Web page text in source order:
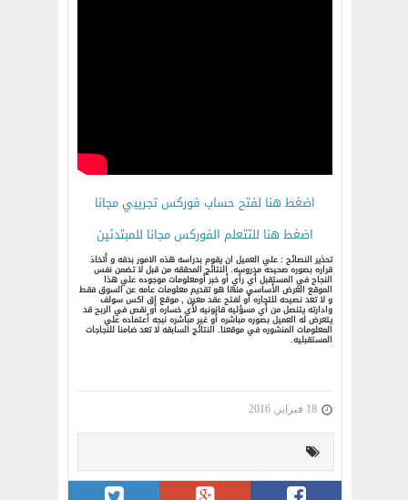
اضغط هنا لفتح حساب فوركس تجريبي مجانا
اضغط هنا للتتعلم الفوركس مجانا للمبتدئين
تحذير النصائح : علي العميل ان يقوم بدراسه هذه الامور بدقه و أتخاذ
قراره بصوره صحيحه مدروسه. النتائج المحققه من قبل لا تضمن نفس
النجاح في المستقبل أي رأي أو خبر أومعلومات موجوده علي هذا
الموقع الغرض الأساسي منها هو تقديم معلومات عامه عن السوق فقط
و لا تعد نصيحه للتجاره أو لفتح عقد معين , موقع اق اكس سولف
وادارته يتنصل من أي مسؤليه قانونيه لأي خساره أو نقص في الربح قد
يتعرض له العميل بصوره مباشره أو غير مباشره نبجه أعتماده علي
المعلومات المنشوره في موقعنا. النتائج السابقه لا تعد ضامنا للنجاجات
المستقبليه.
18 فبراير, 2016